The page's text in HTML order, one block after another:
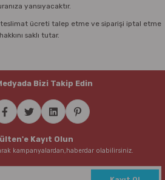
yansıyacaktır.
teslimat ücreti talep etme ve siparişi iptal etme
hakkını saklı tutar.
Bizi Takip Edin
Kayıt Olun
kampanyalardan,haberdar olabilirsiniz.